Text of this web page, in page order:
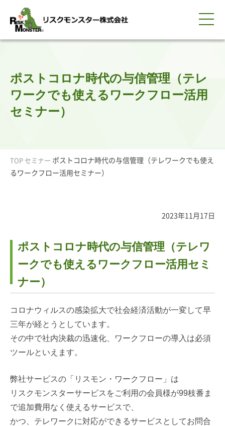
0120-259-440
会員ログイン
簡体中文
ENGLISH
ポストコロナ時代の与信管理（テレ
ワークでも使えるワークフロー活用
セミナー）
TOP セミナー ポストコロナ時代の与信管理（テレワークでも使え
るワークフロー活用セミナー）
2023年11月17日
ポストコロナ時代の与信管理（テレワ
ークでも使えるワークフロー活用セミ
ナー）
コロナウィルスの感染拡大で社会経済活動が一変して早
三年が経とうとしています。
その中で社内決裁の迅速化、ワークフローの導入は必須
ツールといえます。
弊社サービスの「リスモン・ワークフロー」は
リスクモンスターサービスをご利用の会員様が99枝番ま
で追加費用なく使えるサービスで、
かつ、テレワークに対応ができるサービスとしてお問合